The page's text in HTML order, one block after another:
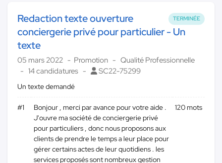
TERMINÉE
Redaction texte ouverture
conciergerie privé pour particulier - Un
texte
05 mars 2022 Promotion
Qualité Professionnelle
14 candidatures
SC22-75299
Un texte demandé
#1
Bonjour , merci par avance pour votre aide .
J'ouvre ma société de conciergerie privé
pour particuliers , donc nous proposons aux
clients de prendre le temps a leur place pour
gérer certains actes de leur quotidiens . les
services proposés sont nombreux gestion
120 mots